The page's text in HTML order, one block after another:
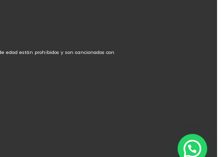
están prohibidos y son sancionados con